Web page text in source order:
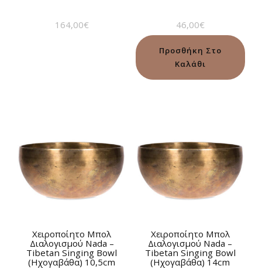
164,00€ 46,00€
Προσθήκη Στο
Καλάθι
Χειροποίητο Μπολ
Διαλογισμού Νada –
Tibetan Singing Bowl
(Ηχογαβάθα) 10,5cm
Χειροποίητο Μπολ
Διαλογισμού Νada –
Tibetan Singing Bowl
(Ηχογαβάθα) 14cm